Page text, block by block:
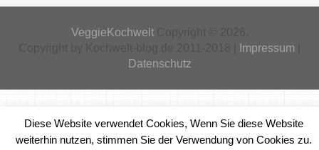
VeggieKochweltCopyright © 2026.
Impressum
Datenschutz
Diese Website verwendet Cookies, Wenn Sie diese Website
weiterhin nutzen, stimmen Sie der Verwendung von Cookies zu.